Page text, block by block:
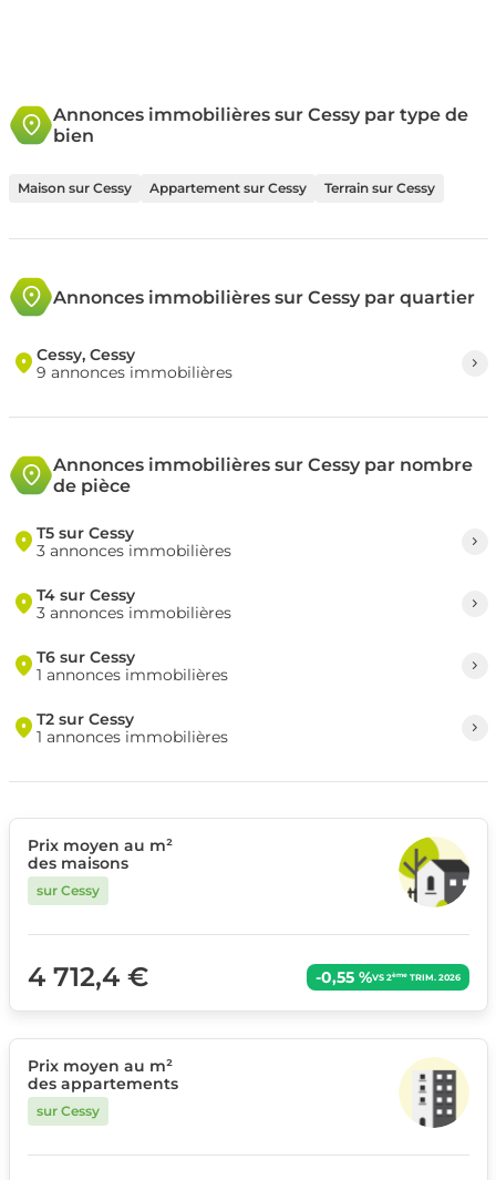
Annonces immobilières sur Cessy par type de
bien
Maison sur Cessy Appartement sur Cessy Terrain sur Cessy
Annonces immobilières sur Cessy par quartier
Cessy, Cessy
9 annonces immobilières
Annonces immobilières sur Cessy par nombre
de pièce
T5 sur Cessy
3 annonces immobilières
T4 sur Cessy
3 annonces immobilières
T6 sur Cessy
1 annonces immobilières
T2 sur Cessy
1 annonces immobilières
Prix moyen au m²
des maisons
sur Cessy
4 712,4 € -0,55 %VS 2èmeTRIM. 2026
Prix moyen au m²
des appartements
sur Cessy